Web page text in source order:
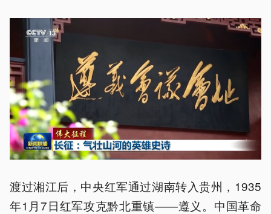
渡过湘江后，中央红军通过湖南转入贵州，1935
年1月7日红军攻克黔北重镇——遵义。中国革命